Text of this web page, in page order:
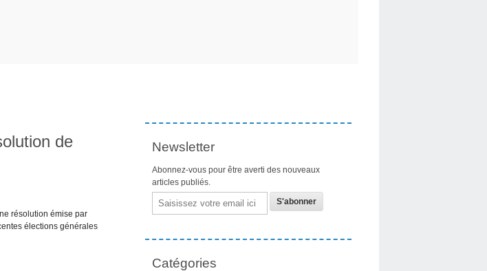
de
résolution émise par
élections générales
Newsletter
Abonnez-vous pour être averti des nouveaux
articles publiés.
Email
Catégories